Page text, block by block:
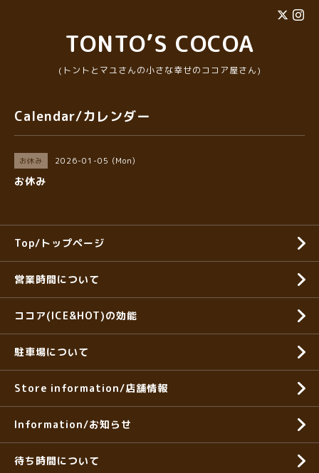
TONTO’S COCOA
(トントとマユさんの小さな幸せのココア屋さん)
Calendar/カレンダー
お休み 2026-01-05 (Mon)
お休み
Top/トップページ
営業時間について
ココア(ICE&HOT)の効能
駐車場について
Store information/店舗情報
Information/お知らせ
待ち時間について